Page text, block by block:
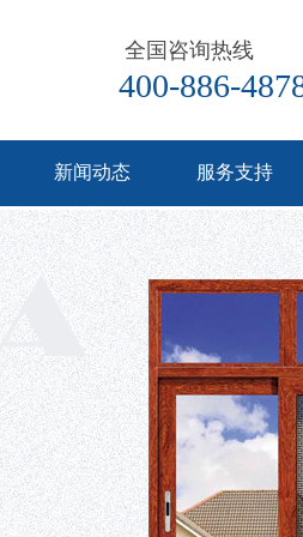
全国咨询热线
400-886-
新闻动态 服务支持